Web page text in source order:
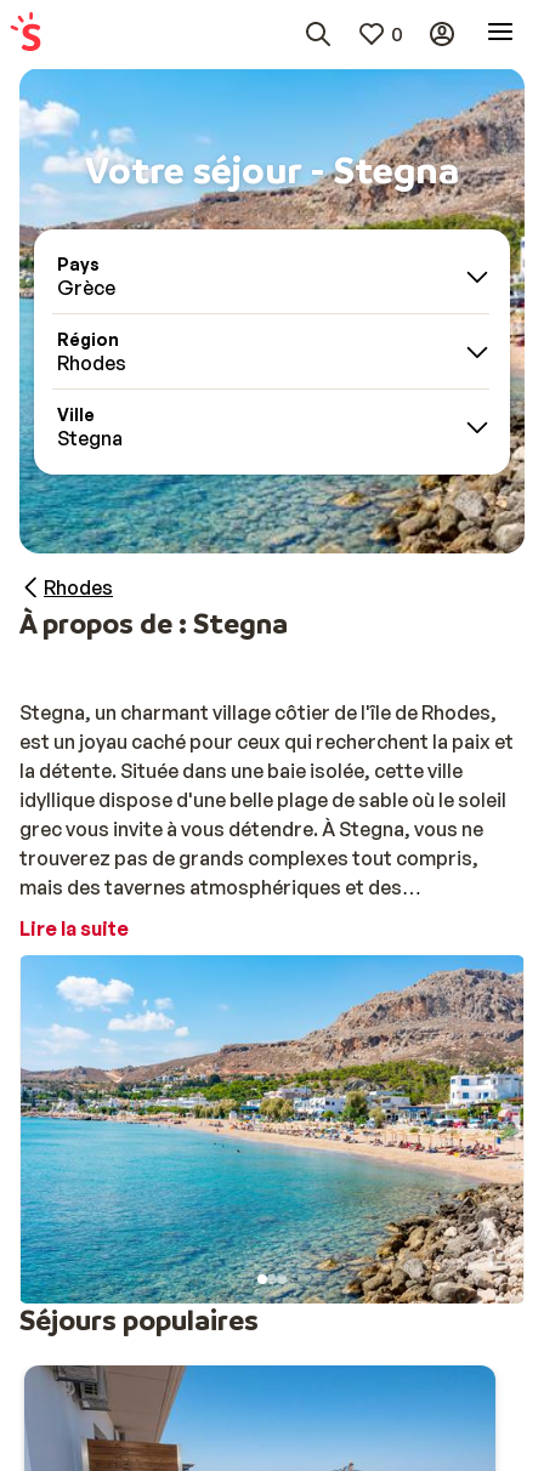
0
Votre séjour - Stegna
Pays
Grèce
Région
Rhodes
Ville
Stegna
Rhodes
À propos de : Stegna
Stegna, un charmant village côtier de l'île de Rhodes,
est un joyau caché pour ceux qui recherchent la paix et
la détente. Située dans une baie isolée, cette ville
idyllique dispose d'une belle plage de sable où le soleil
grec vous invite à vous détendre. À Stegna, vous ne
trouverez pas de grands complexes tout compris,
mais des tavernes atmosphériques et des
hébergements de petite taille entourés de la chaleur
l'authentique culture grecque et déguster des plats de
poisson frais dans des restaurants traditionnels. La
filoxenia, ou la fameuse hospitalité grecque, est bien
vivante ici.
Lire la suite
Séjours populaires